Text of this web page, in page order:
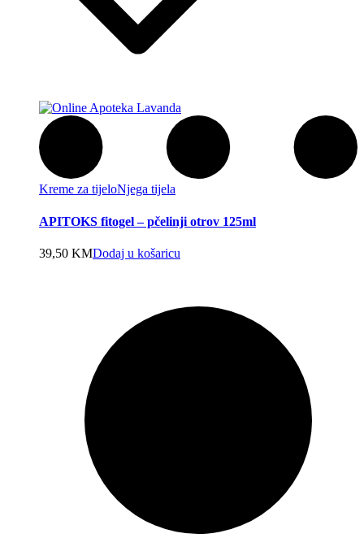
Kreme za tijeloNjega tijela
APITOKS fitogel – pčelinji otrov 125ml
39,50 KMDodaj u košaricu